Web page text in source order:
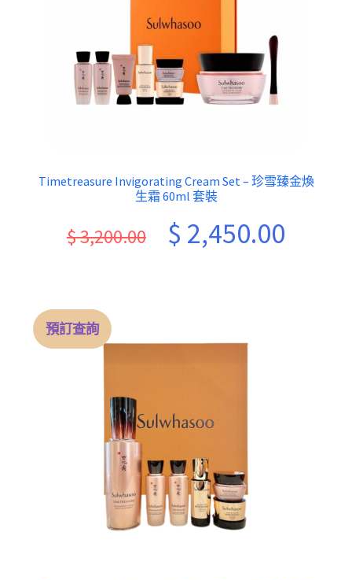
Timetreasure Invigorating Cream Set – 珍雪臻金煥
生霜 60ml 套裝
$3,200.00
Original
price
$ 2,450.00
預訂查詢